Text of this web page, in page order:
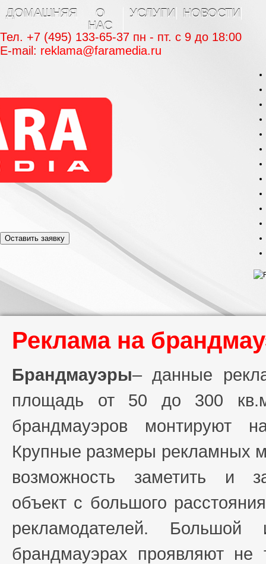
ДОМАШНЯЯ
О
НАС
УСЛУГИ
НОВОСТИ
Тел. +7 (495) 133-65-37 пн - пт. c 9 до 18:00
E-mail: reklama@faramedia.ru
Оставить заявку
Реклама на
Брандмауэры– данные
площадь от 50 до 300
брандмауэров монтируют
Крупные размеры рекламных
возможность заметить и
объект с большого
рекламодателей.
брандмауэрах проявляют не